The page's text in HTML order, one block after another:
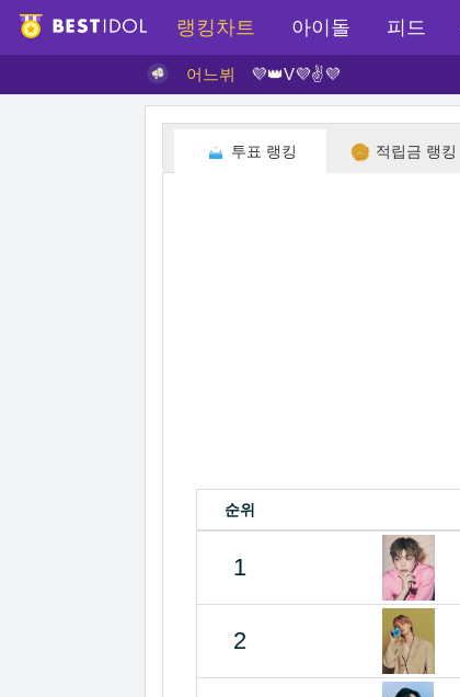
랭킹차트 아이돌 피드
어느뷔 💜👑V💜✌💜
투표 랭킹 적립금 랭킹
순위
1
2